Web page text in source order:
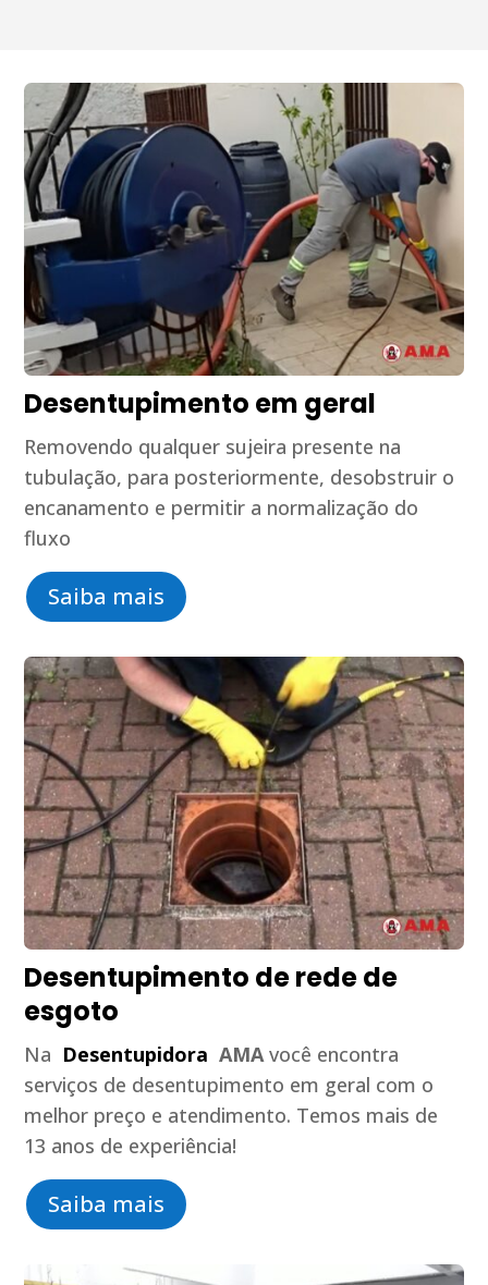
Desentupimento em geral
Removendo qualquer sujeira presente na
tubulação, para posteriormente, desobstruir o
encanamento e permitir a normalização do
fluxo
Saiba mais
Desentupimento de rede de
esgoto
Na Desentupidora AMAvocê encontra
serviços de desentupimento em geral com o
melhor preço e atendimento. Temos mais de
13 anos de experiência!
Saiba mais